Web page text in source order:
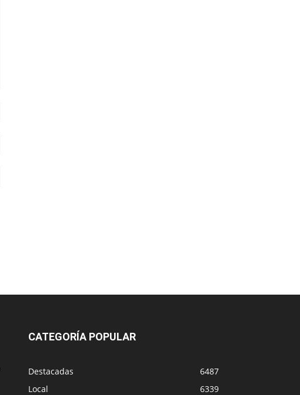
CATEGORÍA POPULAR
Destacadas
6487
Local
6339